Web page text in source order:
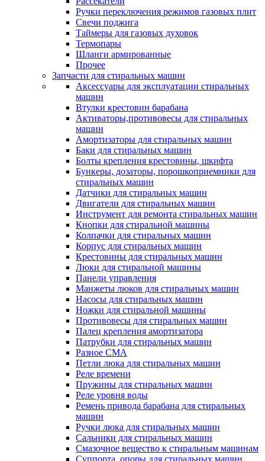
Ручки переключения режимов газовых плит
Свечи поджига
Таймеры для газовых духовок
Термопары
Шланги армированные
Прочее
Запчасти для стиральных машин
Аксессуары для эксплуатации стиральных
машин
Втулки крестовин барабана
Активаторы,противовесы для стиральных
машин
Амортизаторы для стиральных машин
Баки для стиральных машин
Болты крепления крестовины, шкифта
Бункеры, дозаторы, порошкоприемники для
стиральных машин
Датчики для стиральных машин
Двигатели для стиральных машин
Инструмент для ремонта стиральных машин
Кнопки для стиральной машины
Колпачки для стиральных машин
Корпус для стиральных машин
Крестовины для стиральных машин
Люки для стиральной машины
Панели управления
Манжеты люков для стиральных машин
Насосы для стиральных машин
Ножки для стиральной машины
Противовесы для стиральных машин
Палец крепления амортизатора
Патрубки для стиральных машин
Разное СМА
Петли люка для стиральных машин
Реле времени
Пружины для стиральных машин
Реле уровня воды
Ремень привода барабана для стиральных
машин
Ручки люка для стиральных машин
Сальники для стиральных машин
Смазочное вещество к стиральным машинам
Суппорта, опоры для стиральных машин